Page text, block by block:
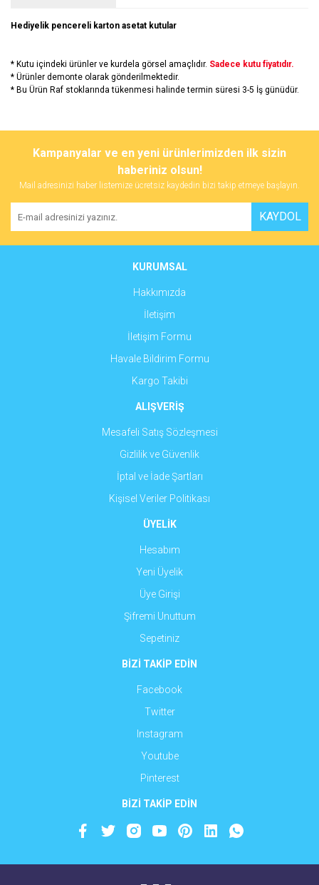
Hediyelik pencereli karton asetat kutular
* Kutu içindeki ürünler ve kurdela görsel amaçlıdır. Sadece kutu fiyatıdır.
* Ürünler demonte olarak gönderilmektedir.
* Bu Ürün Raf stoklarında tükenmesi halinde termin süresi 3-5 İş günüdür.
Bu ürüne ilk yorumu siz yapın!
Yorum Yaz
tarafımıza iletebilirsiniz.
Görüş ve önerileriniz için teşekkür ederiz.
Ürün resmi kalitesiz, bozuk veya görüntülenemiyor.
Ürün açıklamasında eksik bilgiler bulunuyor.
Ürün fiyatı diğer sitelerden daha pahalı.
Gönder
Kampanyalar ve en yeni ürünlerimizden ilk sizin
haberiniz olsun!
Mail adresinizi haber listemize ücretsiz kaydedin bizi takip etmeye başlayın.
KAYDOL
KURUMSAL
Hakkımızda
İletişim
İletişim Formu
Havale Bildirim Formu
Kargo Takibi
ALIŞVERİŞ
Mesafeli Satış Sözleşmesi
Gizlilik ve Güvenlik
İptal ve İade Şartları
Kişisel Veriler Politikası
ÜYELİK
Hesabım
Yeni Üyelik
Üye Girişi
Şifremi Unuttum
Sepetiniz
BİZİ TAKİP EDİN
Facebook
Twitter
Instagram
Youtube
Pinterest
BİZİ TAKİP EDİN